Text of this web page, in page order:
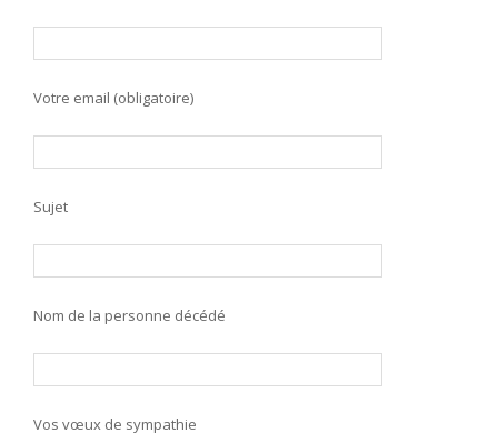
Votre email (obligatoire)
Sujet
Nom de la personne décédé
Vos vœux de sympathie